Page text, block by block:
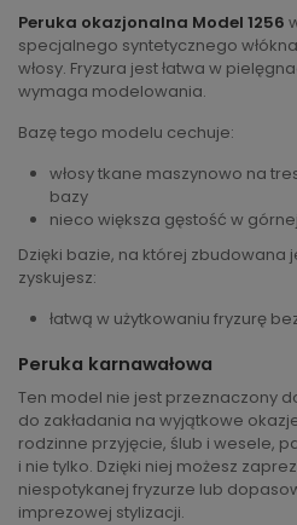
Peruka okazjonalna Model 1256
specjalnego syntetycznego
włosy. Fryzura jest łatwa w
wymaga modelowania.
Bazę tego modelu cechuje:
włosy tkane maszynowo na
bazy
nieco większa gęstość w
Dzięki bazie, na której zbudowana
zyskujesz:
łatwą w użytkowaniu fryzurę
Peruka karnawałowa
Ten model nie jest przeznaczony
do zakładania na wyjątkowe
rodzinne przyjęcie, ślub i wesele,
i nie tylko. Dzięki niej możesz
niespotykanej fryzurze lub
imprezowej stylizacji.